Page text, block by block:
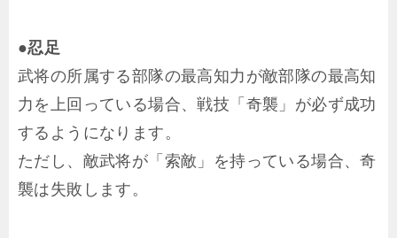
●忍足
武将の所属する部隊の最高知力が敵部隊の最高知
力を上回っている場合、戦技「奇襲」が必ず成功
するようになります。
ただし、敵武将が「索敵」を持っている場合、奇
襲は失敗します。